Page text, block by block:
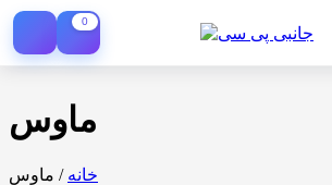
0
ماوس
خانه / ماوس